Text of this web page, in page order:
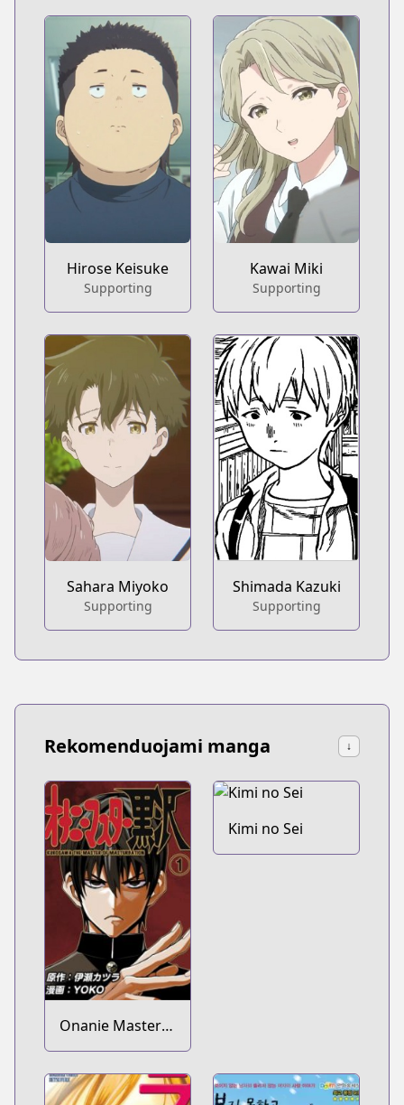
Hirose Keisuke
Supporting
Kawai Miki
Supporting
Sahara Miyoko
Supporting
Shimada Kazuki
Supporting
Rekomenduojami manga ↓
Onanie Master
Kurosawa
Kimi no Sei